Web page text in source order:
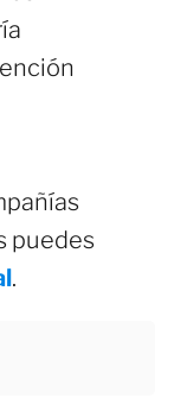
puedes
.